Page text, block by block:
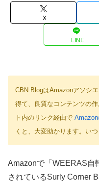
X
LINE
CBN BlogはAmazonアソシ
得て、良質なコンテンツの
ト内のリンク経由で
くと、大変助かります。い
Amazonで「WEERAS自
されているSurly Corner